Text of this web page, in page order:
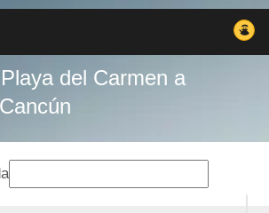
del Carmen a